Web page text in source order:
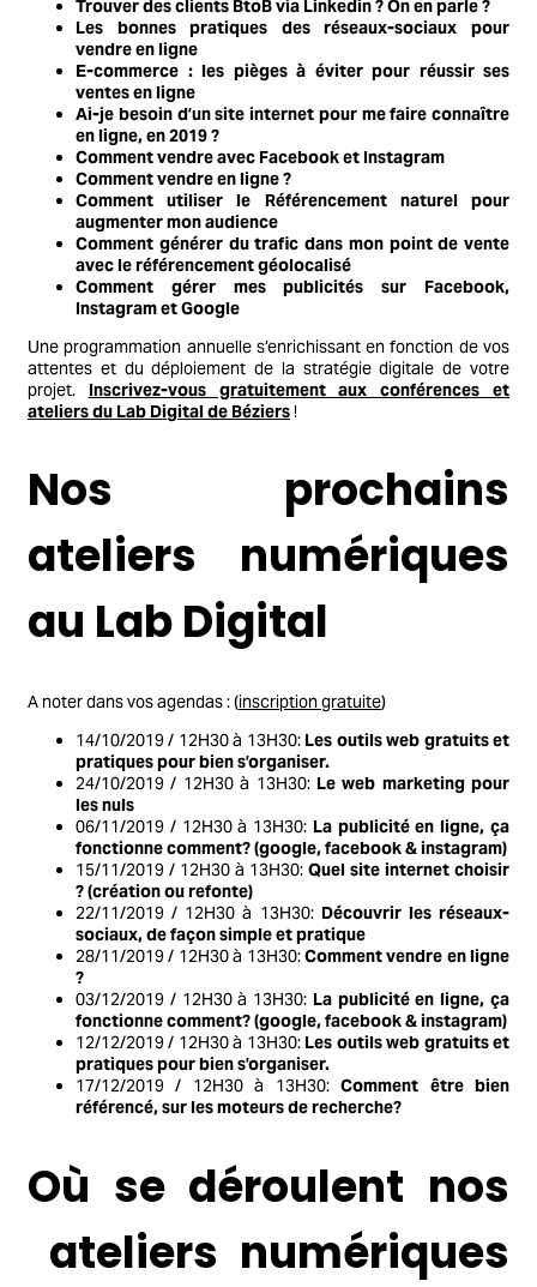
Trouver des clients BtoB via Linkedin ? On en parle ?
Les bonnes pratiques des réseaux-sociaux pour
vendre en ligne
E-commerce : les pièges à éviter pour réussir ses
ventes en ligne
Ai-je besoin d’un site internet pour me faire connaître
en ligne, en 2019 ?
Comment vendre avec Facebook et Instagram
Comment vendre en ligne ?
Comment utiliser le Référencement naturel pour
augmenter mon audience
Comment générer du trafic dans mon point de vente
avec le référencement géolocalisé
Comment gérer mes publicités sur Facebook,
Instagram et Google
Une programmation annuelle s’enrichissant en fonction de vos
attentes et du déploiement de la stratégie digitale de votre
projet. Inscrivez-vous gratuitement aux conférences et
ateliers du Lab Digital de Béziers !
Nos prochains
ateliers numériques
au Lab Digital
A noter dans vos agendas : (inscription gratuite)
14/10/2019 / 12H30 à 13H30: Les outils web gratuits et
pratiques pour bien s’organiser.
24/10/2019 / 12H30 à 13H30:Le web marketing pour
les nuls
06/11/2019 / 12H30 à 13H30: La publicité en ligne, ça
fonctionne comment?(google, facebook & instagram)
15/11/2019 / 12H30 à 13H30: Quel site internet choisir
? (création ou refonte)
22/11/2019 / 12H30 à 13H30: Découvrir les réseaux-
sociaux, de façon simple et pratique
28/11/2019 / 12H30 à 13H30:Comment vendre en ligne
?
03/12/2019 / 12H30 à 13H30: La publicité en ligne, ça
fonctionne comment?(google, facebook & instagram)
12/12/2019 / 12H30 à 13H30: Les outils web gratuits et
pratiques pour bien s’organiser.
17/12/2019 / 12H30 à 13H30:Comment être bien
référencé, sur les moteurs de recherche?
Où se déroulent nos
ateliers numériques